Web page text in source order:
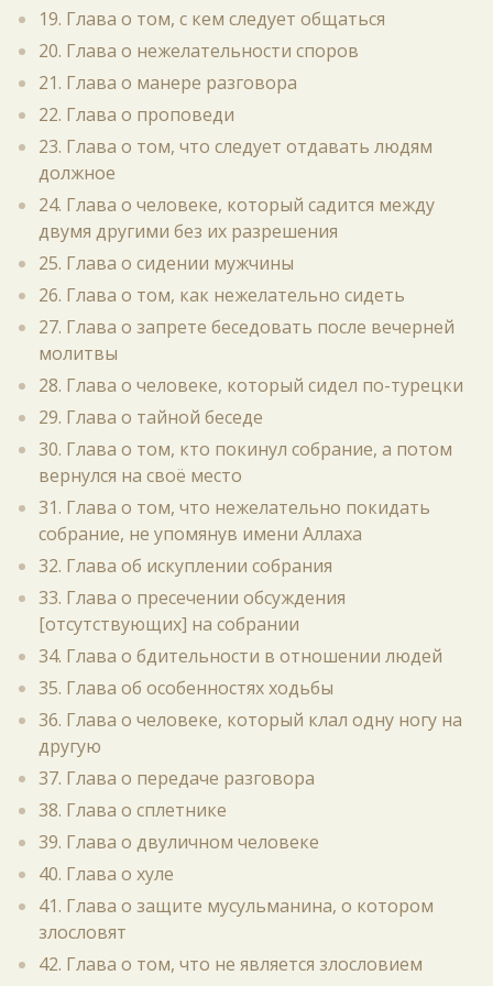
19. Глава о том, с кем следует общаться
20. Глава о нежелательности споров
21. Глава о манере разговора
22. Глава о проповеди
23. Глава о том, что следует отдавать людям
должное
24. Глава о человеке, который садится между
двумя другими без их разрешения
25. Глава о сидении мужчины
26. Глава о том, как нежелательно сидеть
27. Глава о запрете беседовать после вечерней
молитвы
28. Глава о человеке, который сидел по-турецки
29. Глава о тайной беседе
30. Глава о том, кто покинул собрание, а потом
вернулся на своё место
31. Глава о том, что нежелательно покидать
собрание, не упомянув имени Аллаха
32. Глава об искуплении собрания
33. Глава о пресечении обсуждения
[отсутствующих] на собрании
34. Глава о бдительности в отношении людей
35. Глава об особенностях ходьбы
36. Глава о человеке, который клал одну ногу на
другую
37. Глава о передаче разговора
38. Глава о сплетнике
39. Глава о двуличном человеке
40. Глава о хуле
41. Глава о защите мусульманина, о котором
злословят
42. Глава о том, что не является злословием